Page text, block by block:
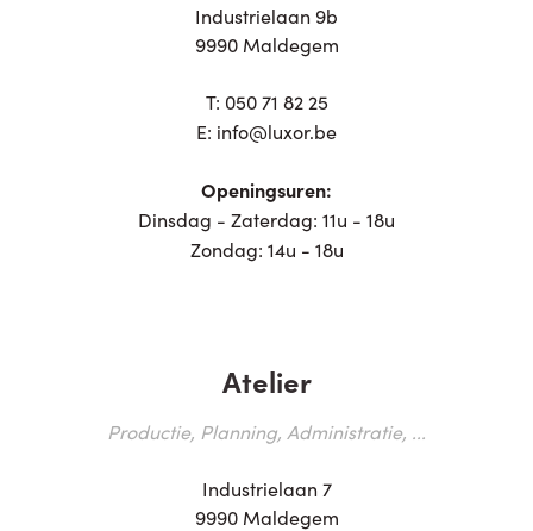
Industrielaan 9b
9990 Maldegem
T: 050 71 82 25
E: info@luxor.be
Openingsuren:
Dinsdag - Zaterdag: 11u - 18u
Zondag: 14u - 18u
Atelier
Productie, Planning, Administratie, ...
Industrielaan 7
9990 Maldegem